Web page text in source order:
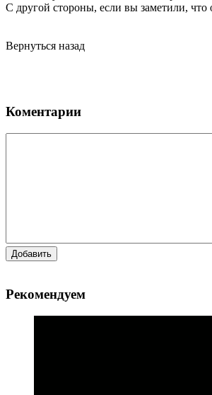
С другой стороны, если вы заметили,
Вернуться назад
Коментарии
Добавить
Рекомендуем